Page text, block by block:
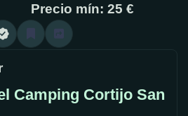
Precio mín: 25 €
Camping Cortijo San